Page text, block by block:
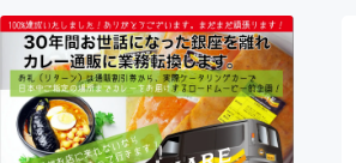
アート・写真
テクノロジー・ガジェット